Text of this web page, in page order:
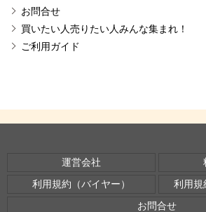
お問合せ
買いたい人売りたい人みんな集まれ！
ご利用ガイド
運営会社
利用規約（バイヤー）
利用規
お問合せ